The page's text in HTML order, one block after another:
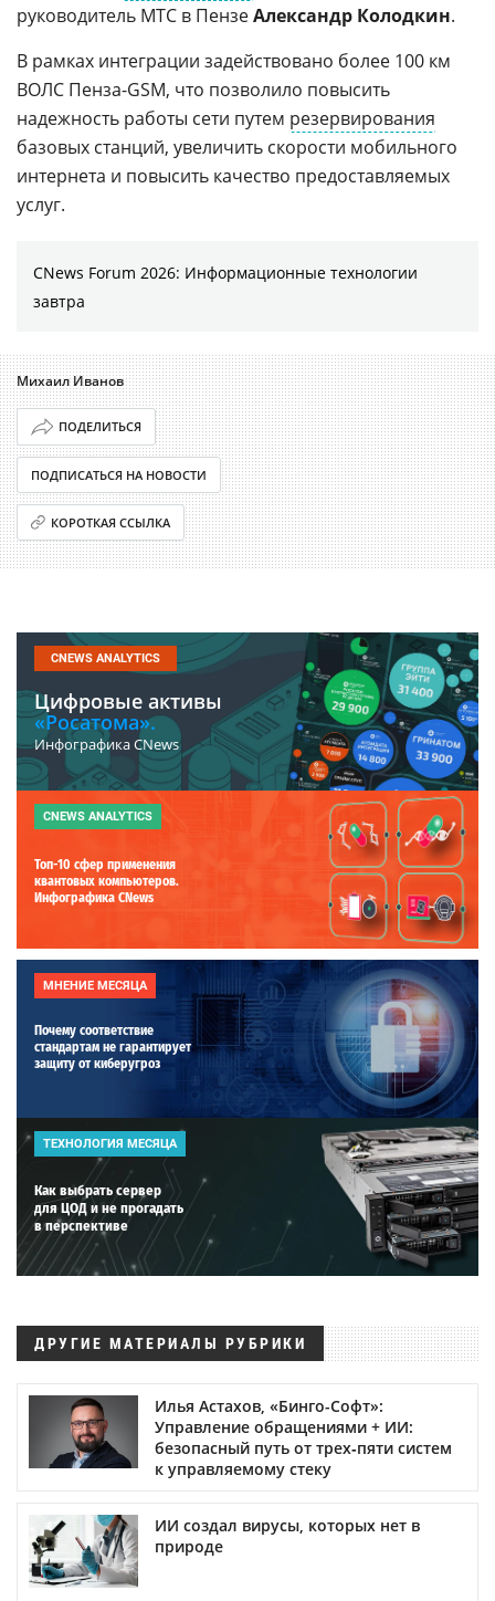
руководитель МТС в ПензеАлександр Колодкин.
В рамках интеграции задействовано более 100 км
ВОЛС Пенза-GSM, что позволило повысить
надежность работы сети путем резервирования
базовых станций, увеличить скорости мобильного
интернета и повысить качество предоставляемых
услуг.
CNews Forum 2026: Информационные технологии
завтра
Михаил Иванов
ПОДЕЛИТЬСЯ
ПОДПИСАТЬСЯ НА НОВОСТИ
КОРОТКАЯ ССЫЛКА
CNEWS ANALYTICS
Цифровые активы
«Росатома».
Инфографика CNews
CNEWS ANALYTICS
Топ-10 сфер применения
квантовых компьютеров.
Инфографика CNews
МНЕНИЕ МЕСЯЦА
Почему соответствие
стандартам не гарантирует
защиту от киберугроз
ТЕХНОЛОГИЯ МЕСЯЦА
Как выбрать сервер
для ЦОД и не прогадать
в перспективе
ДРУГИЕ МАТЕРИАЛЫ РУБРИКИ
Илья Астахов, «Бинго-Софт»:
Управление обращениями + ИИ:
безопасный путь от трех‑пяти систем
к управляемому стеку
ИИ создал вирусы, которых нет в
природе